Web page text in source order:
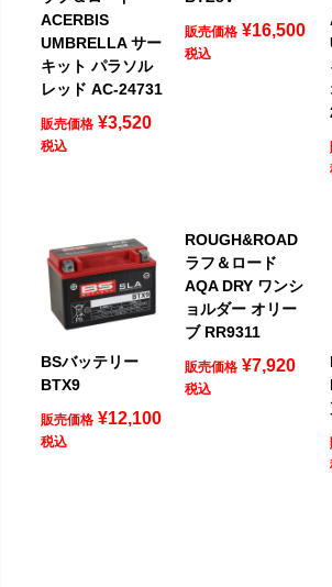
ACERBIS
UMBRELLA サー
キット パラソル
レッド AC-24731
販売価格 ¥3,520
税込
販売価格 ¥16,500
税込
BSバッテリー
BTX9
販売価格 ¥12,100
税込
ROUGH&ROAD
ラフ＆ロード
AQA DRY ワンシ
ョルダー オリー
ブ RR9311
販売価格 ¥7,920
税込